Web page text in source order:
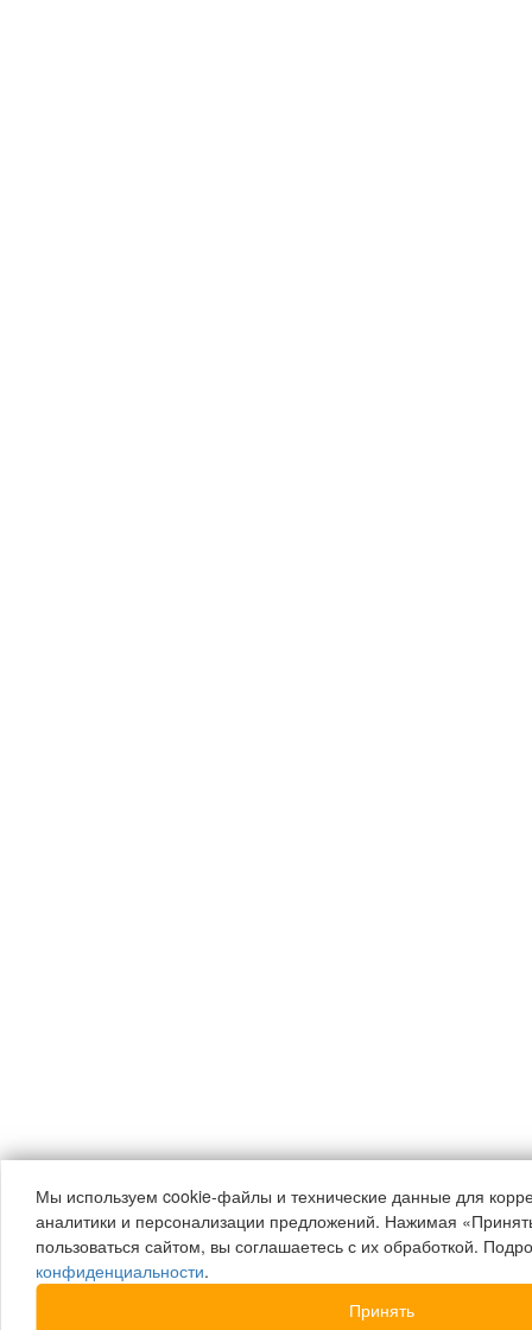
Мы используем cookie-файлы и технические данные для
аналитики и персонализации предложений. Нажимая
пользоваться сайтом, вы соглашаетесь с их обработкой.
конфиденциальности.
Принять